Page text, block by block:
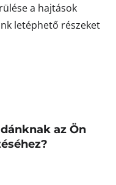
a hajtások
letéphető részeket
az Ön